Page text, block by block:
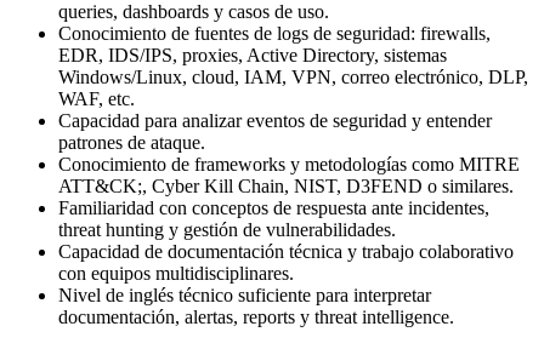
queries, dashboards y casos de uso.
Conocimiento de fuentes de logs de seguridad: firewalls,
EDR, IDS/IPS, proxies, Active Directory, sistemas
Windows/Linux, cloud, IAM, VPN, correo electrónico, DLP,
WAF, etc.
Capacidad para analizar eventos de seguridad y entender
patrones de ataque.
Conocimiento de frameworks y metodologías como MITRE
ATT&CK;, Cyber Kill Chain, NIST, D3FEND o similares.
Familiaridad con conceptos de respuesta ante incidentes,
threat hunting y gestión de vulnerabilidades.
Capacidad de documentación técnica y trabajo colaborativo
con equipos multidisciplinares.
Nivel de inglés técnico suficiente para interpretar
documentación, alertas, reports y threat intelligence.